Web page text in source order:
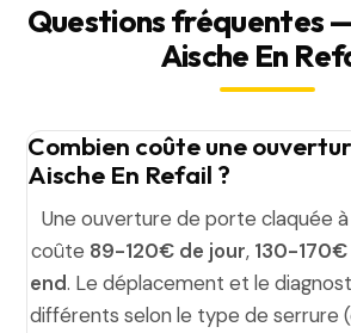
Questions fréquentes
Aische En
Combien coûte une
Aische En Refail ?
Une ouverture de porte claquée à
coûte 89-120€ de jour, 130-
end. Le déplacement et le
différents selon le type de serrure